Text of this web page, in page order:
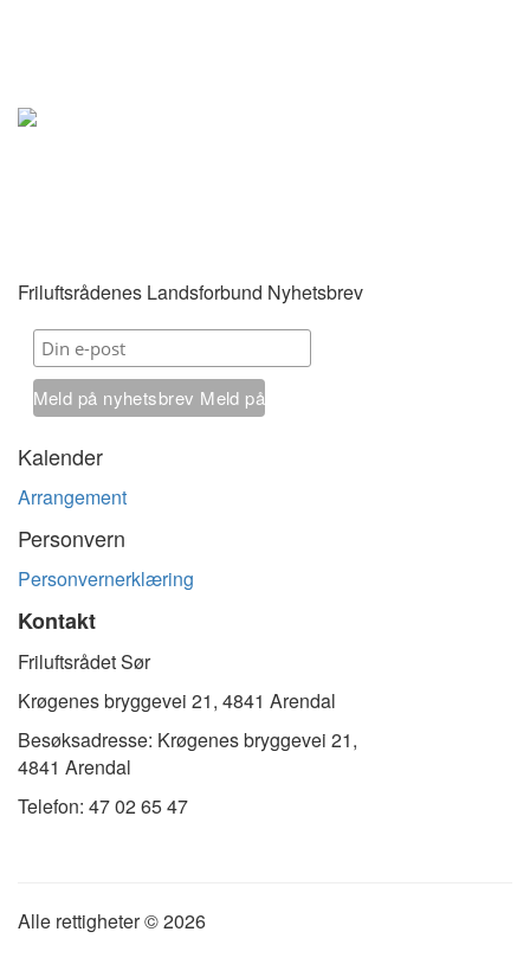
Friluftsrådenes Landsforbund Nyhetsbrev
Meld på nyhetsbrev Meld på
Kalender
Arrangement
Personvern
Personvernerklæring
Kontakt
Friluftsrådet Sør
Krøgenes bryggevei 21, 4841 Arendal
Besøksadresse: Krøgenes bryggevei 21,
4841 Arendal
Telefon: 47 02 65 47
Alle rettigheter ©2026